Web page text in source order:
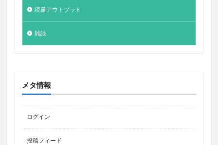
読書アウトプット
雑談
メタ情報
ログイン
投稿フィード